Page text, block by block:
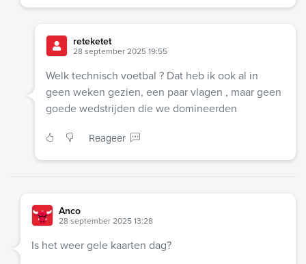
reteketet
28 september 2025 19:55
Welk technisch voetbal ? Dat heb ik ook al in
geen weken gezien, een paar vlagen , maar geen
goede wedstrijden die we domineerden
Reageer
Anco
28 september 2025 13:28
Is het weer gele kaarten dag?